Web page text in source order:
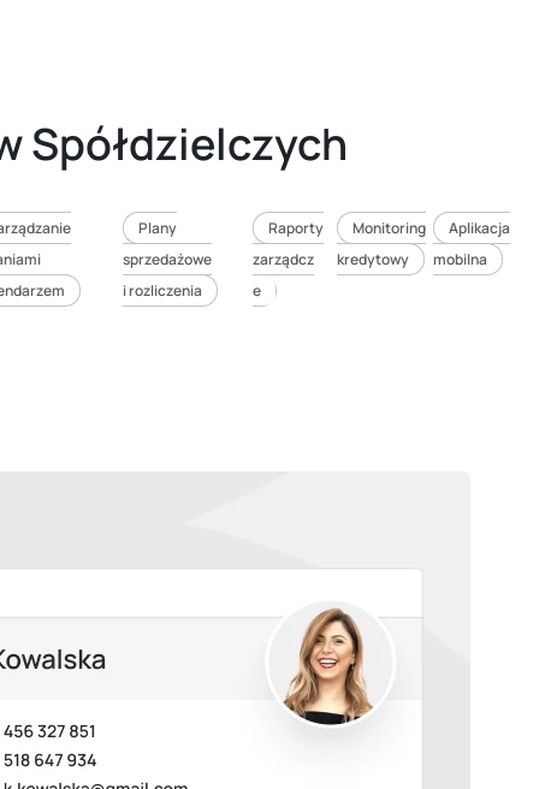
Spółdzielczych
Plany
sprzedażowe
i rozliczenia
Raporty
zarządcz
e
Monitoring
kredytowy
Aplikacja
mobilna